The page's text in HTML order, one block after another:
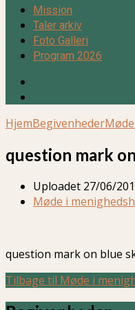
Mission
Taler arkiv
Foto Galleri
Program 2026
HjemBegivenheder
question mark
Uploadet 27/06/
Møde i
question mark on blue
Tilbage til Møde i